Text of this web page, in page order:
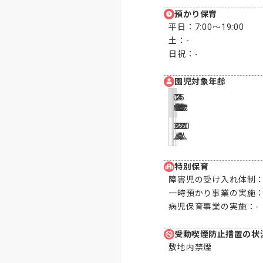
預かり保育
平日： 7:00〜19:00
土： -
日祝： -
園児対象年齢
0
歳
1
歳
2
歳
3
歳
4
歳
5
歳
3
人
6
人
12
人
20
人
20
人
20
人
特別保育
障害児の受け入れ体制：
一時預かり事業の実施：
病児保育事業の実施： -
受動喫煙防止措置の状
敷地内禁煙